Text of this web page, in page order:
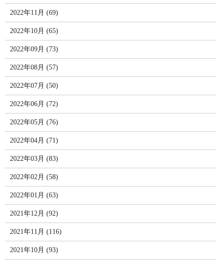
2022年11月 (69)
2022年10月 (65)
2022年09月 (73)
2022年08月 (57)
2022年07月 (50)
2022年06月 (72)
2022年05月 (76)
2022年04月 (71)
2022年03月 (83)
2022年02月 (58)
2022年01月 (63)
2021年12月 (92)
2021年11月 (116)
2021年10月 (93)